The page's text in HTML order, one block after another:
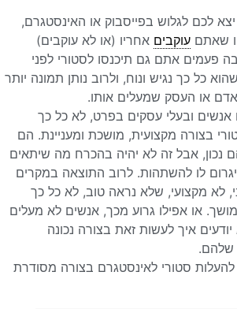
לכם לגלוש בפייסבוק או האינסטגרם,
שאתם עוקבים אחריו (או לא עוקבים)
פעמים אתם גם תיכנסו לסטורי לפני
כל כך נגיש ונוח, ולרוב נותן תמונה יותר
או העסק שמעלים אותו.
ובעלי עסקים בפרט, לא כל כך
בצורה מקצועית, מושכת ומעניינת. הם
נכון, אבל זה לא יהיה בהכרח מה שיתאים
לו להשתהות. לרוב התוצאה במקרים
לא מקצועי, שלא נראה טוב, לא כל כך
או אפילו גרוע מכך, אנשים לא מעלים
איך לעשות זאת בצורה נכונה
שלהם.
סטורי לאינסטגרם בצורה מסודרת